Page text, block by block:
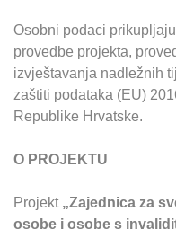
Osobni podaci
provedbe projekta,
izvještavanja nadležnih
zaštiti podataka (EU)
Republike Hrvatske.
O PROJEKTU
Projekt „Zajednica za
osobe i osobe s